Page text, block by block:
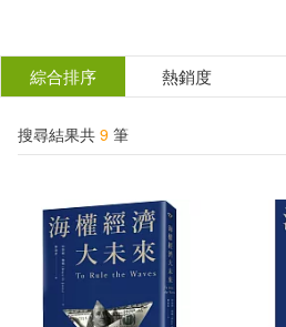
結
分類 (單選)
所有商品(9) 圖書(6)
影音(2) 電子書(1)
綜合排序 熱銷度
搜尋結果共 9 筆